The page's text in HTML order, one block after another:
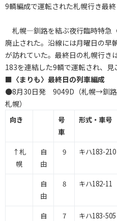
9輌編成で運転された札幌行き最終
札幌―釧路を結ぶ夜行臨時特急
廃止された。沿線には月曜日の早
が訪れていた。最終日の札幌行き
183を連結した9輌で運転され、見
■〈まりも〉最終日の列車編成
●8月30日発 9049D（札幌→釧
札幌）
向き
号
車
形式・車号
↑札
幌
自
由
9 キハ183-210
自
由
8 キハ182-11
自
7 キハ183-505